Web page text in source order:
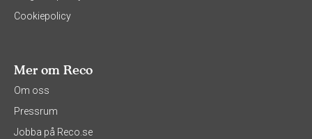
Cookiepolicy
Mer om Reco
Om oss
Pressrum
Jobba på Reco.se